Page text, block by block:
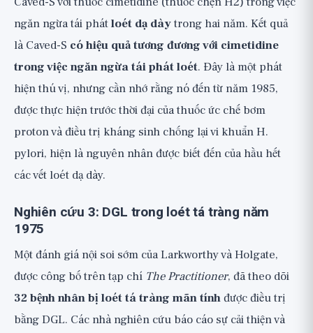
ngăn ngừa tái phátloét dạ dàytrong hai năm. Kết quả
là Caved-S có hiệu quả tương đương với cimetidine
trong việc ngăn ngừa tái phát loét. Đây là một phát
hiện thú vị, nhưng cần nhớ rằng nó đến từ năm 1985,
được thực hiện trước thời đại của thuốc ức chế bơm
proton và điều trị kháng sinh chống lại vi khuẩn H.
pylori, hiện là nguyên nhân được biết đến của hầu hết
các vết loét dạ dày.
Nghiên cứu 3: DGL trong loét tá tràng năm
1975
Một đánh giá nội soi sớm của Larkworthy và Holgate,
được công bố trên tạp chí The Practitioner, đã theo dõi
32 bệnh nhân bị loét tá tràng mãn tínhđược điều trị
bằng DGL. Các nhà nghiên cứu báo cáo sự cải thiện và